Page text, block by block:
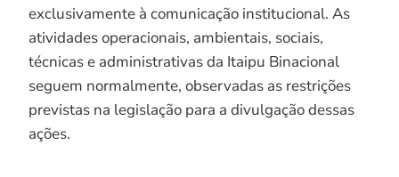
exclusivamente à comunicação institucional. As
atividades operacionais, ambientais, sociais,
técnicas e administrativas da Itaipu Binacional
seguem normalmente, observadas as restrições
previstas na legislação para a divulgação dessas
ações.